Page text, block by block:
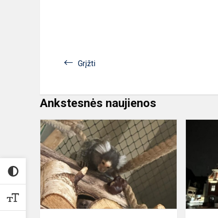
Grįžti
Ankstesnės naujienos
edukacijoje
„Gyvosios
pažinimas"